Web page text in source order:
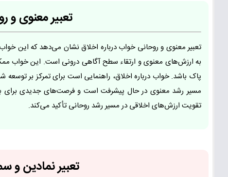
تعبیر معنوی و
تعبیر معنوی و روحانی خواب درباره اخلاق نشان می‌دهد که این
به ارزش‌های معنوی و ارتقاء سطح آگاهی درونی است. این خواب
پاک باشد. خواب درباره اخلاق، راهنمایی است برای تمرکز بر
مسیر رشد معنوی در حال پیشرفت است و فرصت‌های جدیدی برای
تقویت ارزش‌های اخلاقی در مسیر رشد روحانی تأکید می‌کند.
تعبیر نمادین و